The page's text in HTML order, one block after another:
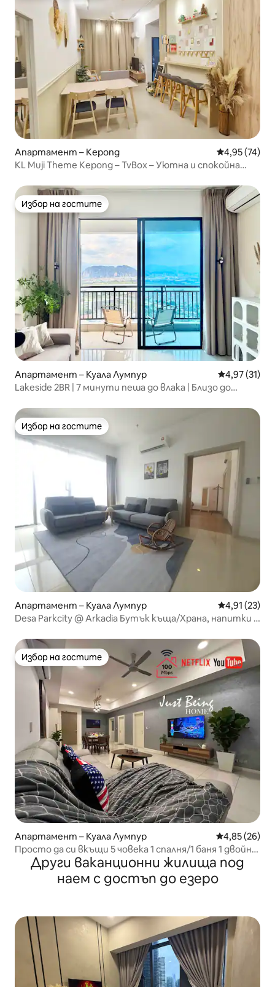
Апартамент – Kepong Средна
4,95 (74)
KL Muji Theme Kepong – TvBox – Уютна и спокойна
Избор на гостите
Избор на гостите
Апартамент – Куала Лумпур Средна
4,97 (31)
Lakeside 2BR | 7 минути пеша до влака | Близо до
Избор на гостите
Избор на гостите
Апартамент – Куала Лумпур Средна
4,91 (23)
Desa Parkcity @ Arkadia Бутък къща/Храна, напитки и
Избор на гостите
Избор на гостите
Апартамент – Куала Лумпур Средна
4,85 (26)
Просто да си вкъщи 5 човека 1 спалня/1 баня 1 двойно
легло/1 единично легло/1 диван
Други ваканционни жилища под
наем с достъп до езеро